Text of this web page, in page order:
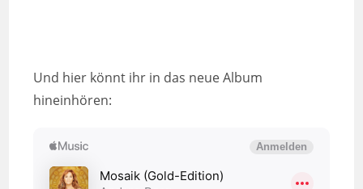
Und hier könnt ihr in das neue Album
hineinhören: